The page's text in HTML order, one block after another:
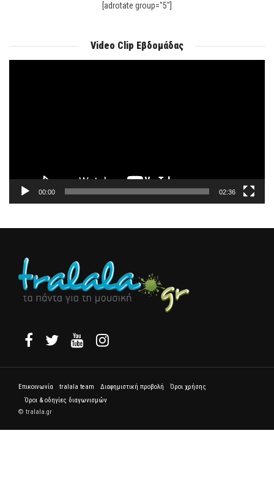
[adrotate group="5"]
Video Clip Εβδομάδας
00:00 02:36
Επικοινωνία tralala team Διαφημιστική προβολή
Όροι χρήσης
Όροι & οδηγίες διαγωνισμών
© tralala.gr